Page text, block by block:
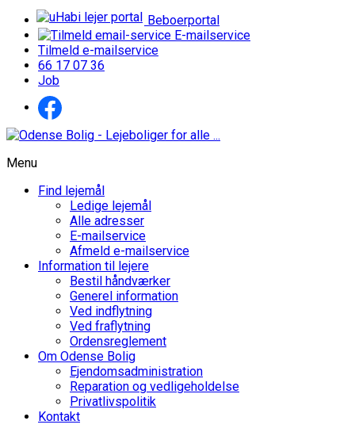
Beboerportal
E-mailservice
Tilmeld e-mailservice
66 17 07 36
Job
Menu
Find lejemål
Ledige lejemål
Alle adresser
E-mailservice
Afmeld e-mailservice
Information til lejere
Bestil håndværker
Generel information
Ved indflytning
Ved fraflytning
Ordensreglement
Om Odense Bolig
Ejendomsadministration
Reparation og vedligeholdelse
Privatlivspolitik
Kontakt